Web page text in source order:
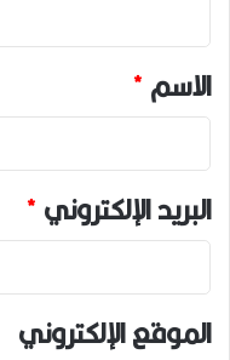
ق
*
الاسم*
البريد الإلكتروني*
الموقع الإلكتروني